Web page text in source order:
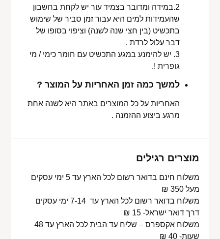
2.במידה ומדובר בצמיד עור יש לקחת בחשבון
שהעמידות למים היא עבור זמן סביר של שימוש
בתכשיט (בין חצי שנה לשנה) וציפוי בסופו של
דבר עלול לרדת .
3. יש להימנע במגע התכשיט עם חומר כימי / מי
גופרית !.
למשך כמה זמן האחריות על המוצר ?
האחריות על כל המוצרים באתר היא לשנה אחת
מרגע ביצוע ההזמנה .
מוצרים רגילים
משלוח חינם בדואר רשום לכל הארץ עד 5 ימי עסקים
מעל 350 ₪
משלוח בדואר רשום לכל הארץ עד 7-14 ימי עסקים
דרך דואר ישראל- 15 ₪
משלוח אקספרס – שליח עד הבית לכל הארץ עד 48
שעות- 40 ₪